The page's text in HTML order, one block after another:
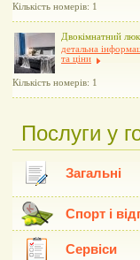
Кількість номерів: 1
Двокімнатний
детальна
та ціни
Кількість номерів: 1
Послуги у
Загальні
Спорт і
Сервіси